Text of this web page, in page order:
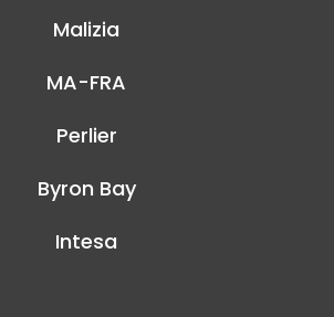
Malizia
MA-FRA
Perlier
Byron Bay
Intesa